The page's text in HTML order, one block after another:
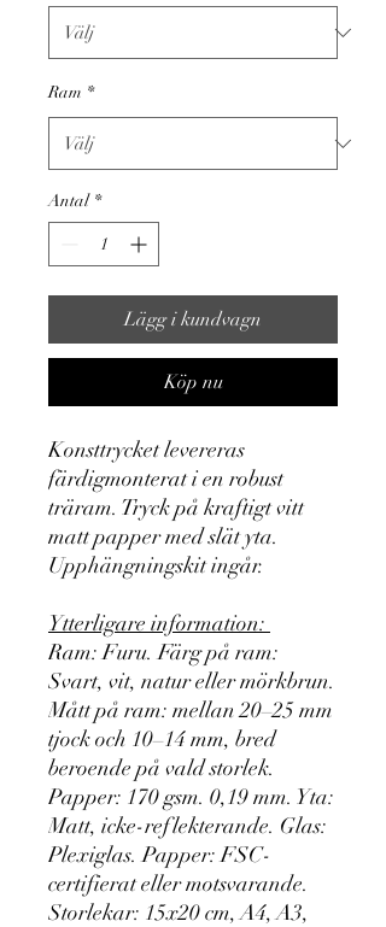
Ram *
Antal *
Lägg i kundvagn
Köp nu
Konsttrycket levereras
färdigmonterat i en robust
träram. Tryck på kraftigt vitt
matt papper med slät yta.
Upphängningskit ingår.
Ytterligare information:
Ram: Furu. Färg på ram:
Svart, vit, natur eller mörkbrun.
Mått på ram: mellan 20–25 mm
tjock och 10–14 mm, bred
beroende på vald storlek.
Papper: 170 gsm. 0,19 mm. Yta:
Matt, icke-reflekterande. Glas:
Plexiglas. Papper: FSC-
certifierat eller motsvarande.
Storlekar: 15x20 cm, A4, A3,